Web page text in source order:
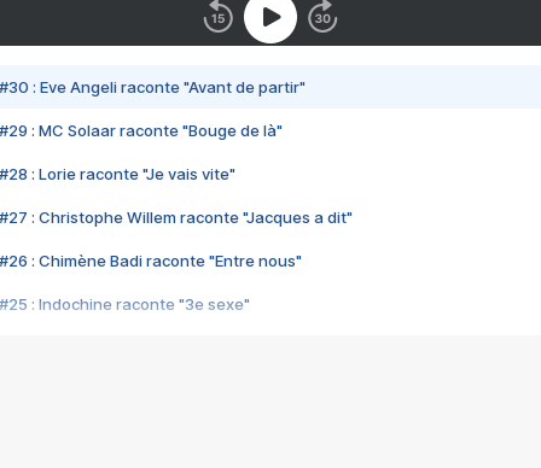
#30 : Eve Angeli raconte "Avant de partir"
#29 : MC Solaar raconte "Bouge de là"
#28 : Lorie raconte "Je vais vite"
#27 : Christophe Willem raconte "Jacques a dit"
#26 : Chimène Badi raconte "Entre nous"
#25 : Indochine raconte "3e sexe"